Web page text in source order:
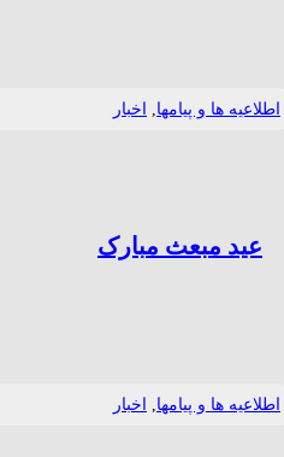
اطلاعیه ها و پیامها,
اخبار
عید مبعث مبارک
اطلاعیه ها و پیامها,
اخبار